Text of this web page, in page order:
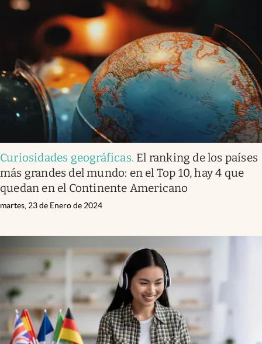
Curiosidades geográficas. El ranking de los países
más grandes del mundo: en el Top 10, hay 4 que
quedan en el Continente Americano
martes, 23 de Enero de 2024